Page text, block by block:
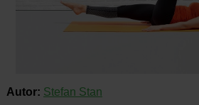
Autor: Stefan Stan